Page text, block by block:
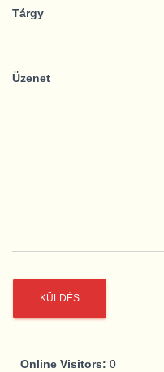
Tárgy
Üzenet
Online Visitors: 0